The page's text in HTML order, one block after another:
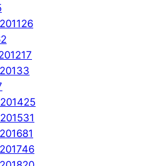
26
17
3
25
31
81
46